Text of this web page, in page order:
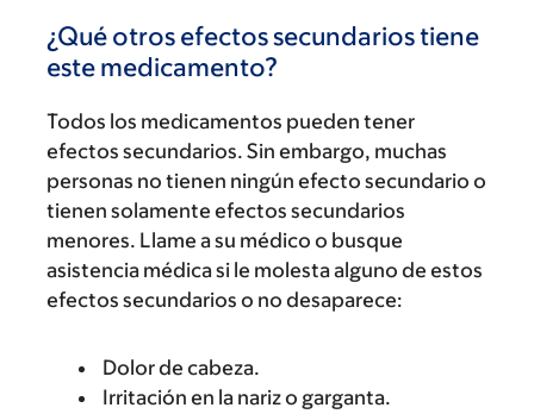
¿Qué otros efectos secundarios tiene
este medicamento?
Todos los medicamentos pueden tener
efectos secundarios. Sin embargo, muchas
personas no tienen ningún efecto secundario o
tienen solamente efectos secundarios
menores. Llame a su médico o busque
asistencia médica si le molesta alguno de estos
efectos secundarios o no desaparece:
Dolor de cabeza.
Irritación en la nariz o garganta.